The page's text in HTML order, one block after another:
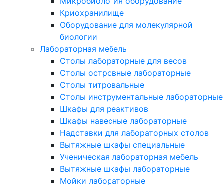
Криохранилище
Оборудование для молекулярной
биологии
Лабораторная мебель
Столы лабораторные для весов
Столы островные лабораторные
Столы титровальные
Столы инструментальные лабораторные
Шкафы для реактивов
Шкафы навесные лабораторные
Надставки для лабораторных столов
Вытяжные шкафы специальные
Ученическая лабораторная мебель
Вытяжные шкафы лабораторные
Мойки лабораторные